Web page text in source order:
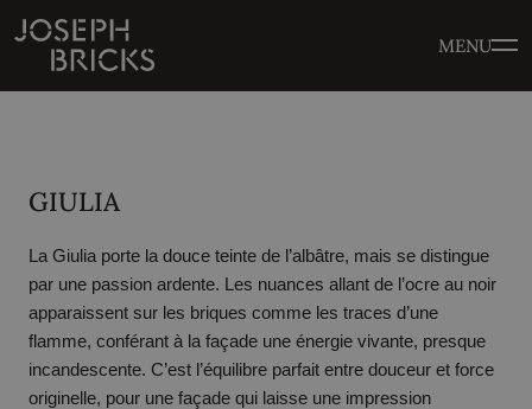
MENU
GIULIA
La Giulia porte la douce teinte de l’albâtre, mais se distingue
par une passion ardente. Les nuances allant de l’ocre au noir
apparaissent sur les briques comme les traces d’une
flamme, conférant à la façade une énergie vivante, presque
incandescente. C’est l’équilibre parfait entre douceur et force
originelle, pour une façade qui laisse une impression